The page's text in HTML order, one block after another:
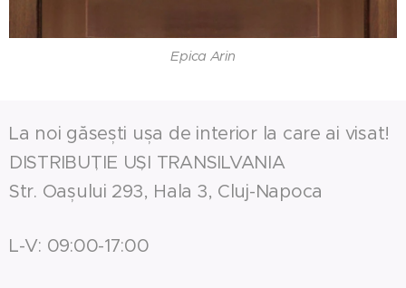
Epica Arin
La noi găsești ușa de interior la care ai visat!
DISTRIBUȚIE UȘI TRANSILVANIA
Str. Oașului 293, Hala 3, Cluj-Napoca
L-V: 09:00-17:00